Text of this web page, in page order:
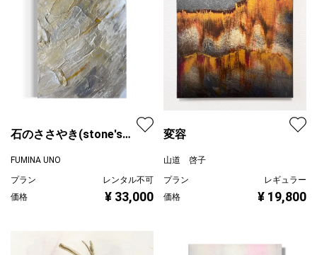
石のささやき(stone's
FUMINA UNO
プラン
レンタル不可
価格
¥ 33,000
変容
山道 啓子
プラン
レギュラー
価格
¥ 19,800